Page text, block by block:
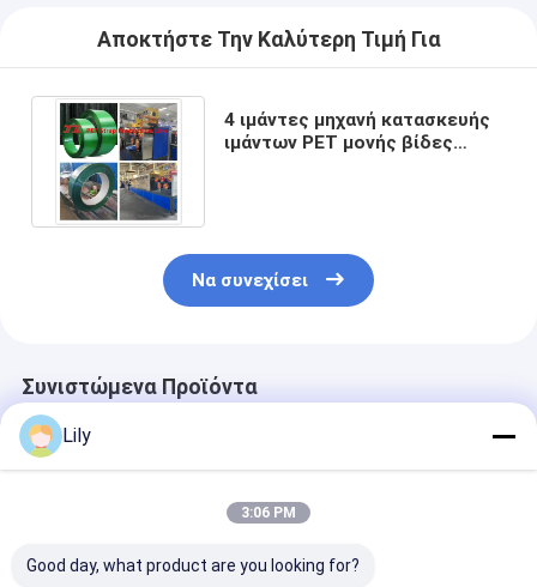
Αποκτήστε Την Καλύτερη Τιμή Για
4 ιμάντες μηχανή κατασκευής
ιμάντων PET μονής βίδες
Να συνεχίσει
Συνιστώμενα Προϊόντα
Lily
3:06 PM
Good day, what product are you looking for?